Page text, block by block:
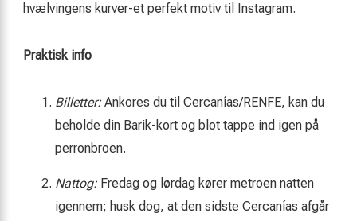
hvælvingens kurver-et perfekt motiv til Instagram.
Praktisk info
Billetter: Ankores du til Cercanías/RENFE, kan du
beholde din Barik-kort og blot tappe ind igen på
perronbroen.
Nattog: Fredag og lørdag kører metroen natten
igennem; husk dog, at den sidste Cercanías afgår